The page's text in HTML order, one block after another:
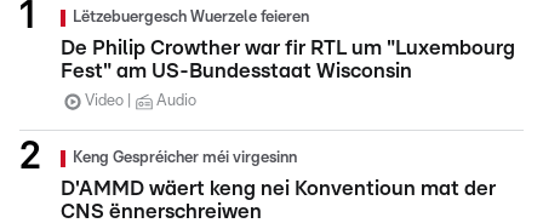
Lëtzebuergesch Wuerzele feieren
De Philip Crowther war fir RTL um "Luxembourg
Fest" am US-Bundesstaat Wisconsin
Video Audio
Keng Gespréicher méi virgesinn
D'AMMD wäert keng nei Konventioun mat der
CNS ënnerschreiwen